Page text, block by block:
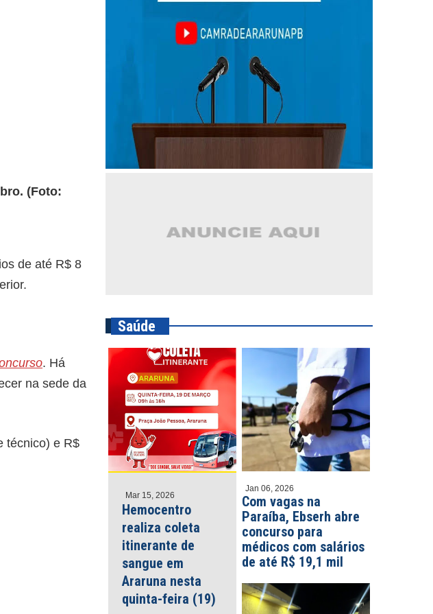
(Foto:
de até R$ 8
. Há
na sede da
técnico) e R$
Saúde
Mar 15, 2026
Hemocentro
realiza coleta
itinerante de
sangue em
Araruna nesta
quinta-feira (19)
Jan 06, 2026
Com vagas na
Paraíba, Ebserh abre
concurso para
médicos com salários
de até R$ 19,1 mil